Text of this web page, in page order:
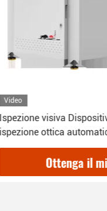
Video
Ispezione visiva
ispezione ottica
Ottenga il